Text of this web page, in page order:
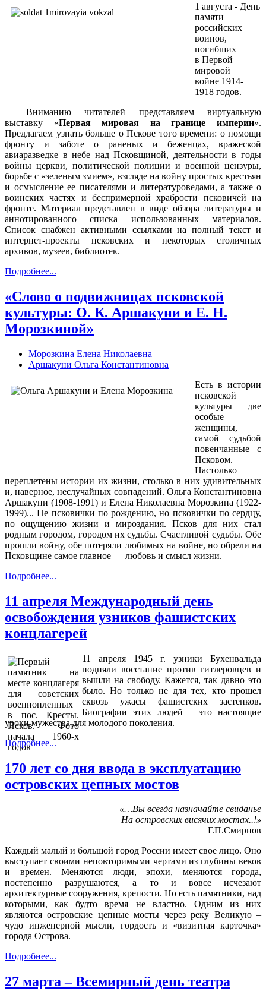
1 августа - День
памяти
российских
воинов,
погибших
в Первой
мировой
войне 1914-
1918 годов.
Вниманию читателей представляем виртуальную
выставку «Первая мировая на границе империи».
Предлагаем узнать больше о Пскове того времени: о помощи
фронту и заботе о раненых и беженцах, вражеской
авиаразведке в небе над Псковщиной, деятельности в годы
войны церкви, политической полиции и военной цензуры,
борьбе с «зеленым змием», взгляде на войну простых крестьян
и осмысление ее писателями и литературоведами, а также о
воинских частях и беспримерной храбрости псковичей на
фронте. Материал представлен в виде обзора литературы и
аннотированного списка использованных материалов.
Список снабжен активными ссылками на полный текст и
интернет-проекты псковских и некоторых столичных
архивов, музеев, библиотек.
Подробнее...
«Слово о подвижницах псковской
культуры: О. К. Аршакуни и Е. Н.
Морозкиной»
Морозкина Елена Николаевна
Аршакуни Ольга Константиновна
Есть в истории
псковской
культуры две
особые
женщины,
самой судьбой
повенчанные с
Псковом.
Настолько
переплетены истории их жизни, столько в них удивительных
и, наверное, неслучайных совпадений. Ольга Константиновна
Аршакуни (1908-1991) и Елена Николаевна Морозкина (1922-
1999)... Не псковички по рождению, но псковички по сердцу,
по ощущению жизни и мироздания. Псков для них стал
родным городом, городом их судьбы. Счастливой судьбы. Обе
прошли войну, обе потеряли любимых на войне, но обрели на
Псковщине самое главное — любовь и смысл жизни.
Подробнее...
11 апреля Международный день
освобождения узников фашистских
концлагерей
11 апреля 1945 г. узники Бухенвальда
подняли восстание против гитлеровцев и
вышли на свободу. Кажется, так давно это
было. Но только не для тех, кто прошел
сквозь ужасы фашистских застенков.
Биографии этих людей – это настоящие
уроки мужества для молодого поколения.
Подробнее...
170 лет со дня ввода в эксплуатацию
островских цепных мостов
«…Вы всегда назначайте свиданье
На островских висячих мостах..!»
Г.П.Смирнов
Каждый малый и большой город России имеет свое лицо. Оно
выступает своими неповторимыми чертами из глубины веков
и времен. Меняются люди, эпохи, меняются города,
постепенно разрушаются, а то и вовсе исчезают
архитектурные сооружения, крепости. Но есть памятники, над
которыми, как будто время не властно. Одним из них
являются островские цепные мосты через реку Великую –
чудо инженерной мысли, гордость и «визитная карточка»
города Острова.
Подробнее...
27 марта – Всемирный день театра